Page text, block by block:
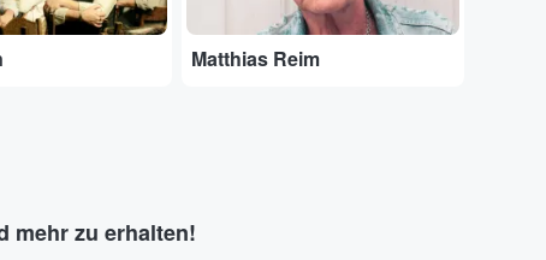
Matthias Reim
mehr zu erhalten!